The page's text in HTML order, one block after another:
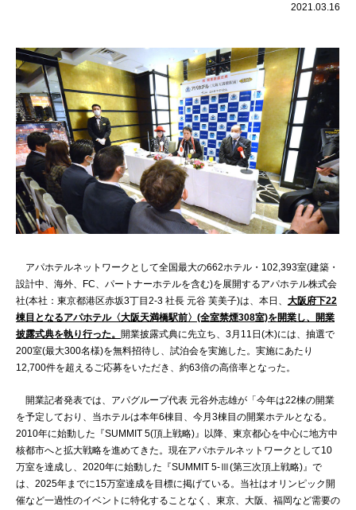
2021.03.16
アパホテルネットワークとして全国最大の662ホテル・102,393室(建築・
設計中、海外、FC、パートナーホテルを含む)を展開するアパホテル株式会
社(本社：東京都港区赤坂3丁目2‐3 社長 元谷 芙美子)は、本日、 大阪府下22
棟目となるアパホテル〈大阪天満橋駅前〉(全室禁煙308室)を開業し、開業
披露式典を執り行った。 開業披露式典に先立ち、3月11日(木)には、抽選で
200室(最大300名様)を無料招待し、試泊会を実施した。実施にあたり
12,700件を超えるご応募をいただき、約63倍の高倍率となった。
開業記者発表では、アパグループ代表 元谷外志雄が「今年は22棟の開業
を予定しており、当ホテルは本年6棟目、今月3棟目の開業ホテルとなる。
2010年に始動した『SUMMIT 5(頂上戦略)』以降、東京都心を中心に地方中
核都市へと拡大戦略を進めてきた。現在アパホテルネットワークとして10
万室を達成し、2020年に始動した『SUMMIT 5-Ⅲ(第三次頂上戦略)』で
は、2025年までに15万室達成を目標に掲げている。当社はオリンピック開
催など一過性のイベントに特化することなく、東京、大阪、福岡など需要の